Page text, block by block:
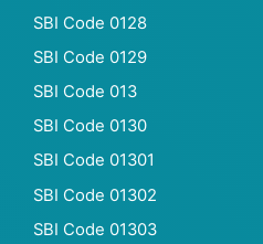
SBI Code 0128
SBI Code 0129
SBI Code 013
SBI Code 0130
SBI Code 01301
SBI Code 01302
SBI Code 01303